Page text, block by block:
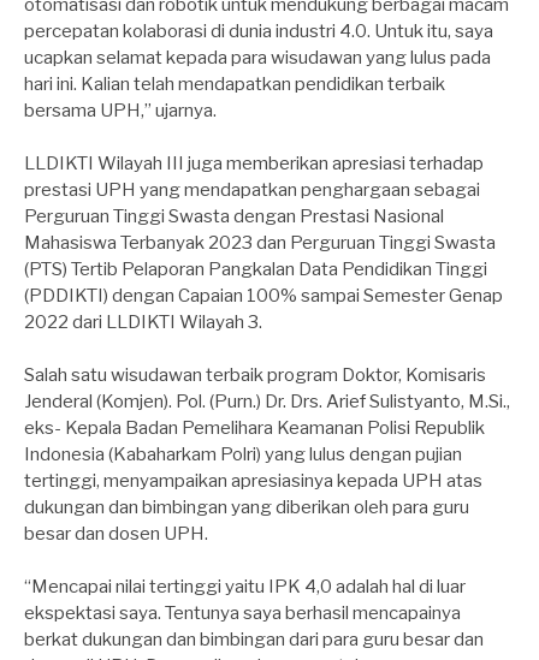
otomatisasi dan robotik untuk mendukung berbagai macam
percepatan kolaborasi di dunia industri 4.0. Untuk itu, saya
ucapkan selamat kepada para wisudawan yang lulus pada
hari ini. Kalian telah mendapatkan pendidikan terbaik
bersama UPH,” ujarnya.
LLDIKTI Wilayah III juga memberikan apresiasi terhadap
prestasi UPH yang mendapatkan penghargaan sebagai
Perguruan Tinggi Swasta dengan Prestasi Nasional
Mahasiswa Terbanyak 2023 dan Perguruan Tinggi Swasta
(PTS) Tertib Pelaporan Pangkalan Data Pendidikan Tinggi
(PDDIKTI) dengan Capaian 100% sampai Semester Genap
2022 dari LLDIKTI Wilayah 3.
Salah satu wisudawan terbaik program Doktor, Komisaris
Jenderal (Komjen). Pol. (Purn.) Dr. Drs. Arief Sulistyanto, M.Si.,
eks- Kepala Badan Pemelihara Keamanan Polisi Republik
Indonesia (Kabaharkam Polri) yang lulus dengan pujian
tertinggi, menyampaikan apresiasinya kepada UPH atas
dukungan dan bimbingan yang diberikan oleh para guru
besar dan dosen UPH.
“Mencapai nilai tertinggi yaitu IPK 4,0 adalah hal di luar
ekspektasi saya. Tentunya saya berhasil mencapainya
berkat dukungan dan bimbingan dari para guru besar dan